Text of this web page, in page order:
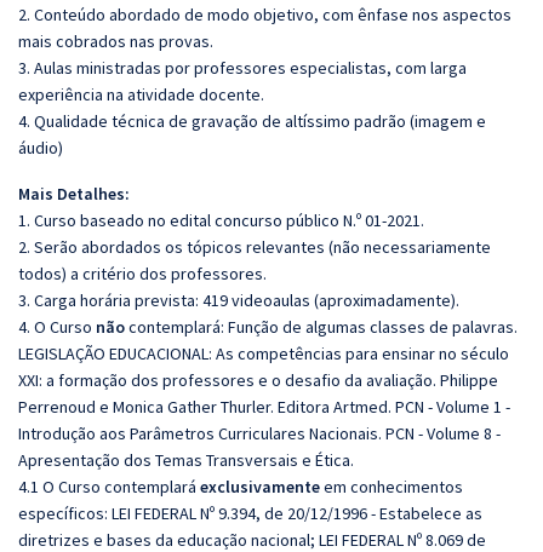
2. Conteúdo abordado de modo objetivo, com ênfase nos aspectos
mais cobrados nas provas.
3. Aulas ministradas por professores especialistas, com larga
experiência na atividade docente.
4. Qualidade técnica de gravação de altíssimo padrão (imagem e
áudio)
Mais Detalhes:
1. Curso baseado no edital concurso público N.º 01-2021.
2. Serão abordados os tópicos relevantes (não necessariamente
todos) a critério dos professores.
3. Carga horária prevista: 419 videoaulas (aproximadamente).
4. O Curso nãocontemplará: Função de algumas classes de palavras.
LEGISLAÇÃO EDUCACIONAL: As competências para ensinar no século
XXI: a formação dos professores e o desafio da avaliação. Philippe
Perrenoud e Monica Gather Thurler. Editora Artmed. PCN - Volume 1 -
Introdução aos Parâmetros Curriculares Nacionais. PCN - Volume 8 -
Apresentação dos Temas Transversais e Ética.
4.1 O Curso contemplará exclusivamenteem conhecimentos
específicos: LEI FEDERAL Nº 9.394, de 20/12/1996 - Estabelece as
diretrizes e bases da educação nacional; LEI FEDERAL Nº 8.069 de